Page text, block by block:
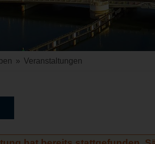
» Veranstaltungen